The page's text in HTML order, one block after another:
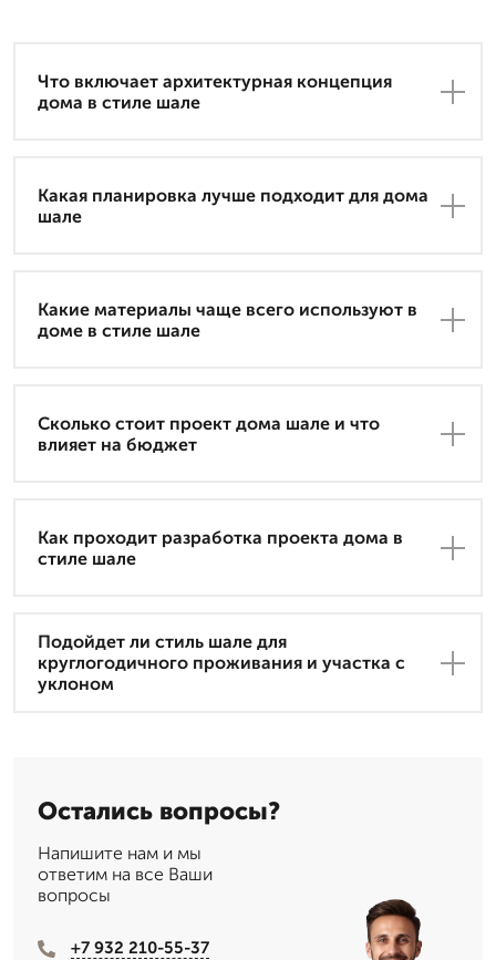
Что включает архитектурная концепция
дома в стиле шале
Какая планировка лучше подходит для дома
шале
Какие материалы чаще всего используют в
доме в стиле шале
Сколько стоит проект дома шале и что
влияет на бюджет
Как проходит разработка проекта дома в
стиле шале
Подойдет ли стиль шале для
круглогодичного проживания и участка с
уклоном
Остались вопросы?
Напишите нам и мы
ответим на все Ваши
вопросы
+7 932 210-55-37